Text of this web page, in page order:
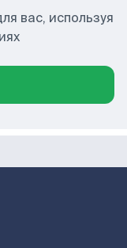
вас, используя